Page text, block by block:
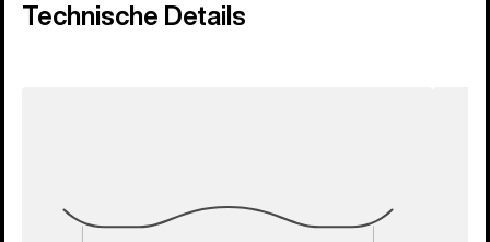
Technische Details